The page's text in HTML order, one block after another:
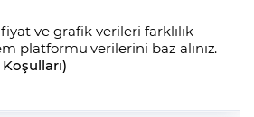
ve grafik verileri farklılık
platformu verilerini baz alınız.
)